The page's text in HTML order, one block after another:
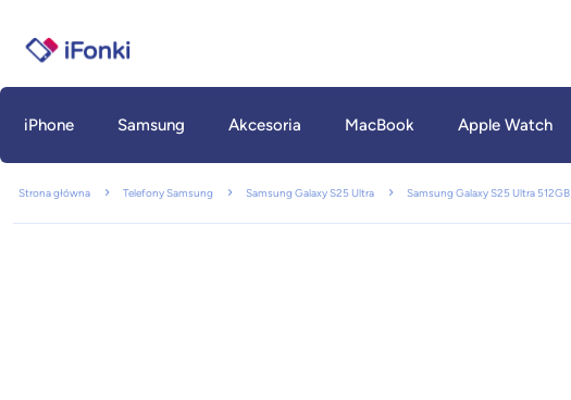
iPhone Samsung Akcesoria MacBook Apple Watch
Strona główna Telefony Samsung Samsung Galaxy S25 Ultra Samsung Galaxy S25 Ultra 512GB